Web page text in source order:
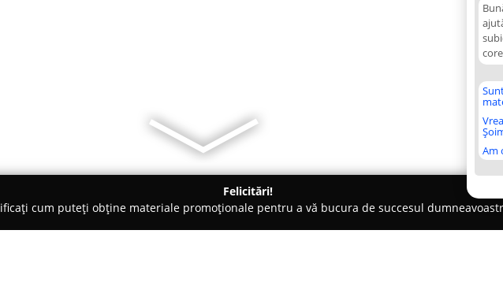
Am
Felicitări!
cum puteți obține materiale promoționale pentru a vă bucura de succesul